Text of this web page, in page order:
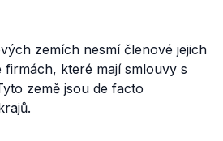
zemích nesmí členové jejich
které mají smlouvy s
země jsou de facto